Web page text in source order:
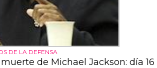
DE LA DEFENSA
de Michael Jackson: día 16